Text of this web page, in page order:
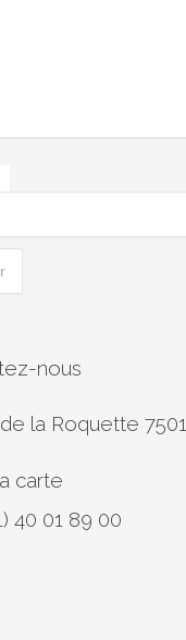
nous
la Roquette
carte
40 01 89 00